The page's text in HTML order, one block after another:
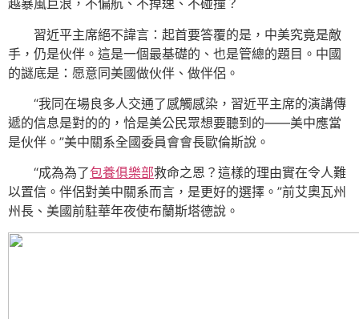
越暴風巨浪，不偏航、不掉速、不碰撞？
習近平主席絕不諱言：起首要答覆的是，中美究竟是敵
手，仍是伙伴。這是一個最基礎的、也是管總的題目。中國
的謎底是：愿意同美國做伙伴、做伴侶。
“我同在場良多人交通了感觸感染，習近平主席的演講傳
遞的信息是對的的，恰是美公民眾想要聽到的——美中應當
是伙伴。”美中關系全國委員會會長歐倫斯說。
“成為為了包養俱樂部救命之恩？這樣的理由實在令人難
以置信。伴侶對美中關系而言，是更好的選擇。”前艾奧瓦州
州長、美國前駐華年夜使布蘭斯塔德說。